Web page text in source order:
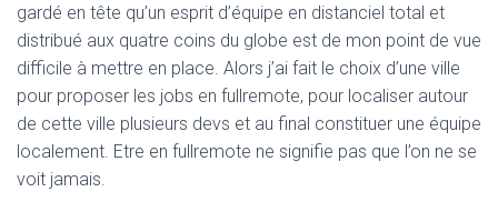
gardé en tête qu’un esprit d’équipe en distanciel total et
distribué aux quatre coins du globe est de mon point de vue
difficile à mettre en place. Alors j’ai fait le choix d’une ville
pour proposer les jobs en fullremote, pour localiser autour
de cette ville plusieurs devs et au final constituer une équipe
localement. Etre en fullremote ne signifie pas que l’on ne se
voit jamais.